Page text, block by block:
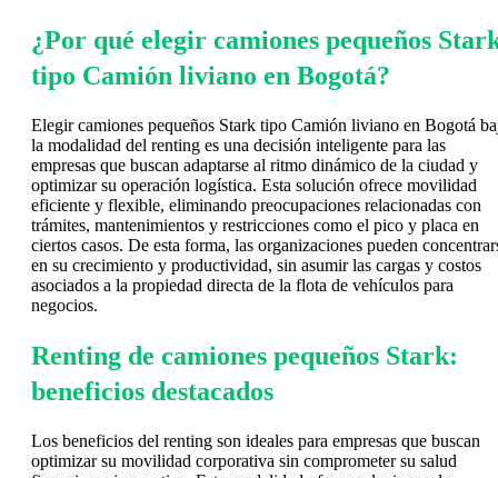
¿Por qué elegir camiones pequeños
tipo Camión liviano en Bogotá?
Elegir camiones pequeños Stark tipo Camión liviano en Bogotá
la modalidad del renting es una decisión inteligente para las
empresas que buscan adaptarse al ritmo dinámico de la ciudad y
optimizar su operación logística. Esta solución ofrece movilidad
eficiente y flexible, eliminando preocupaciones relacionadas con
trámites, mantenimientos y restricciones como el pico y placa en
ciertos casos. De esta forma, las organizaciones pueden
en su crecimiento y productividad, sin asumir las cargas y costos
asociados a la propiedad directa de la flota de vehículos para
negocios.
Renting de camiones pequeños Stark:
beneficios destacados
Los beneficios del renting son ideales para empresas que buscan
optimizar su movilidad corporativa sin comprometer su salud